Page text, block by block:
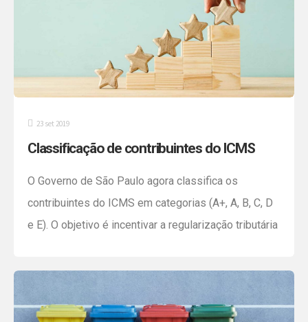
23 set 2019
Classificação de contribuintes do ICMS
O Governo de São Paulo agora classifica os
contribuintes do ICMS em categorias (A+, A, B, C, D
e E). O objetivo é incentivar a regularização tributária
classificação, que abrange exclusivamente os
contribuintes enquadrados no Regime Periódico de
Apuração (RPA), ficará disponível para consulta